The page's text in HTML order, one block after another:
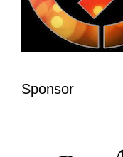
Sponsor